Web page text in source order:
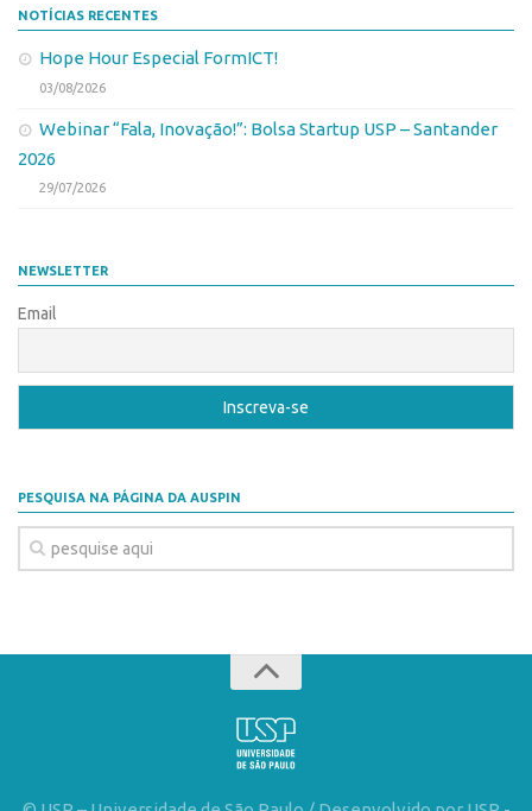
Parcerias PD&I
PIPE/FAPESP
Programas
Inteligência Competitiva
Jornada Empreendedora
Bolsas
Prêmio USP de Empreendedorismo
NOTÍCIAS RECENTES
Hope Hour Especial FormICT!
03/08/2026
Webinar “Fala, Inovação!”: Bolsa Startup USP – Santander
2026
29/07/2026
NEWSLETTER
Email
PESQUISA NA PÁGINA DA AUSPIN